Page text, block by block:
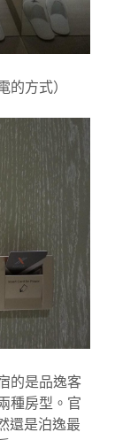
的方式）
的是品逸客
種房型。官
還是泊逸最